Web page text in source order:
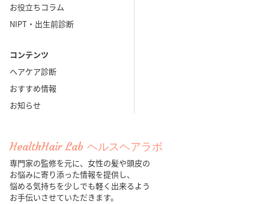
お役立ちコラム
NIPT・出生前診断
コンテンツ
ヘアケア診断
おすすめ情報
お知らせ
HealthHair Lab ヘルスヘアラボ
専門家の監修を元に、女性の髪や頭皮の
お悩みに寄り添った情報を提供し、
悩める気持ちを少しでも軽く出来るよう
お手伝いさせていただきます。